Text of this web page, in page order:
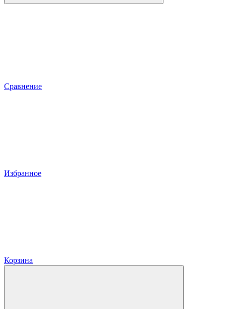
Сравнение
Избранное
Корзина